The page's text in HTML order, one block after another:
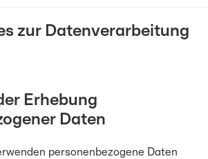
zur Datenverarbeitung
Erhebung
Daten
personenbezogene Daten